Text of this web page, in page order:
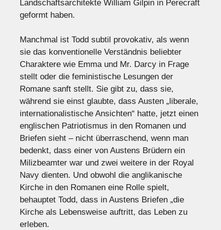
Landschaftsarchitekte William Gilpin in Perecraft
geformt haben.
Manchmal ist Todd subtil provokativ, als wenn
sie das konventionelle Verständnis beliebter
Charaktere wie Emma und Mr. Darcy in Frage
stellt oder die feministische Lesungen der
Romane sanft stellt. Sie gibt zu, dass sie,
während sie einst glaubte, dass Austen „liberale,
internationalistische Ansichten“ hatte, jetzt einen
englischen Patriotismus in den Romanen und
Briefen sieht – nicht überraschend, wenn man
bedenkt, dass einer von Austens Brüdern ein
Milizbeamter war und zwei weitere in der Royal
Navy dienten. Und obwohl die anglikanische
Kirche in den Romanen eine Rolle spielt,
behauptet Todd, dass in Austens Briefen „die
Kirche als Lebensweise auftritt, das Leben zu
erleben.